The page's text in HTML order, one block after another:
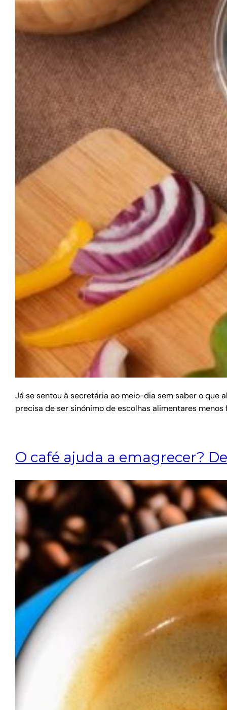
Já se sentou à secretária ao meio-dia sem saber o que
precisa de ser sinónimo de escolhas alimentares menos
O café ajuda a emagrecer?